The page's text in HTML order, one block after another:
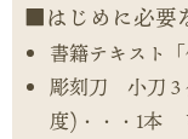
はじめに必要
書籍テキスト
彫刻刀 小刀３
度)・・・1本